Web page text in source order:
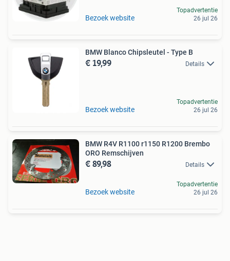
Bezoek website
Topadvertentie
26 jul 26
BMW Blanco Chipsleutel - Type B
€ 19,99 Details
Bezoek website
Topadvertentie
26 jul 26
BMW R4V R1100 r1150 R1200 Brembo
ORO Remschijven
€ 89,98 Details
Bezoek website
Topadvertentie
26 jul 26